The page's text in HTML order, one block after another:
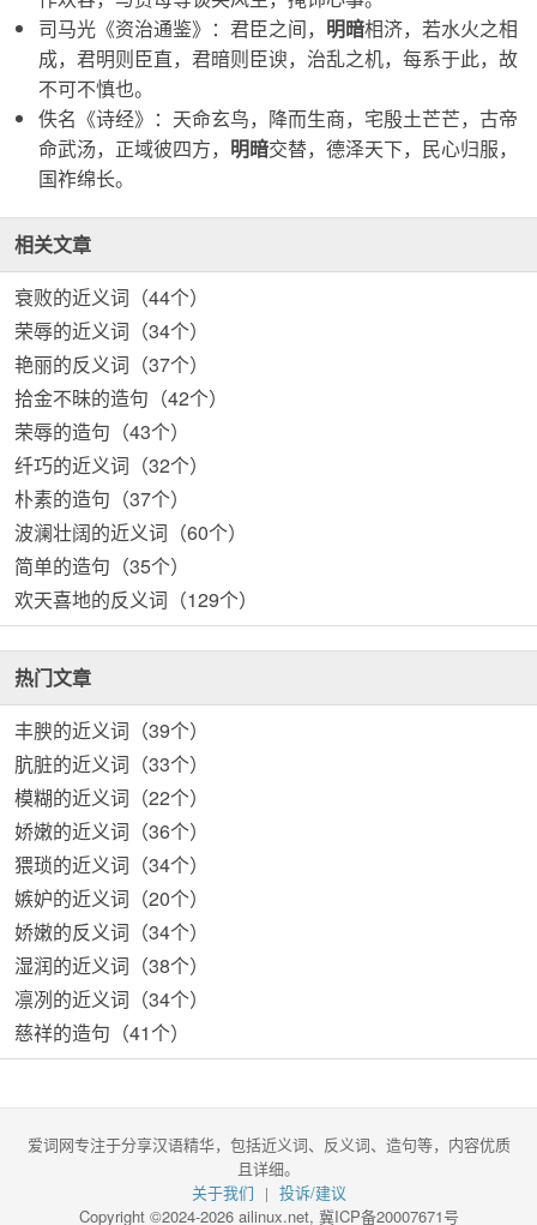
司马光《资治通鉴》：君臣之间， 明暗相济，若水火之相
成，君明则臣直，君暗则臣谀，治乱之机，每系于此，故
不可不慎也。
佚名《诗经》：天命玄鸟，降而生商，宅殷土芒芒，古帝
命武汤，正域彼四方， 明暗交替，德泽天下，民心归服，
国祚绵长。
相关文章
衰败的近义词（44个）
荣辱的近义词（34个）
艳丽的反义词（37个）
拾金不昧的造句（42个）
荣辱的造句（43个）
纤巧的近义词（32个）
朴素的造句（37个）
波澜壮阔的近义词（60个）
简单的造句（35个）
欢天喜地的反义词（129个）
热门文章
丰腴的近义词（39个）
肮脏的近义词（33个）
模糊的近义词（22个）
娇嫩的近义词（36个）
猥琐的近义词（34个）
嫉妒的近义词（20个）
娇嫩的反义词（34个）
湿润的近义词（38个）
凛冽的近义词（34个）
慈祥的造句（41个）
爱词网专注于分享汉语精华，包括近义词、反义词、造句等，内容优质
且详细。
关于我们
| 投诉/建议
Copyright ©2024-2026 ailinux.net, 冀ICP备20007671号